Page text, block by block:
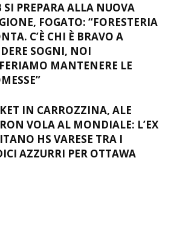
SI PREPARA ALLA NUOVA
FOGATO: “FORESTERIA
C’È CHI È BRAVO A
SOGNI, NOI
MANTENERE LE
IN CARROZZINA, ALE
VOLA AL MONDIALE: L’EX
HS VARESE TRA I
AZZURRI PER OTTAWA